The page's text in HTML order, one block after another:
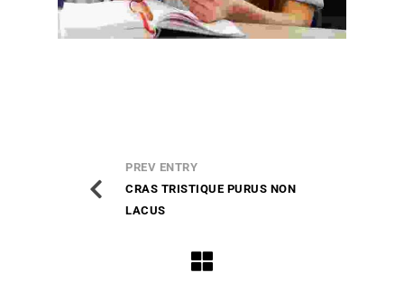
PREV ENTRY
CRAS TRISTIQUE PURUS NON
LACUS